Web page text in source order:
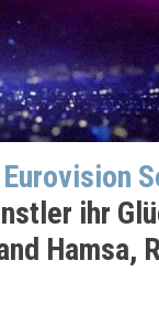
Eurovision
ihr
Hamsa,